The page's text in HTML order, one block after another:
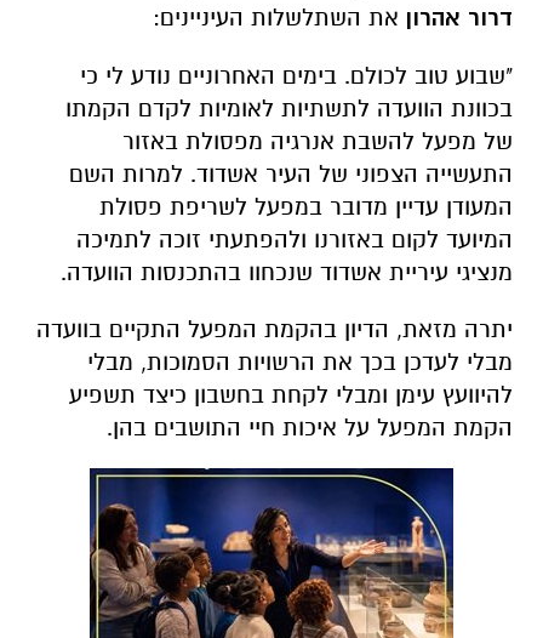
דרור אהרון את השתלשלות העיניינים:
"שבוע טוב לכולם. בימים האחרוניים נודע לי כי
בכוונת הוועדה לתשתיות לאומיות לקדם הקמתו
של מפעל להשבת אנרגיה מפסולת באזור
התעשייה הצפוני של העיר אשדוד. למרות השם
המעודן עדיין מדובר במפעל לשריפת פסולת
המיועד לקום באזורנו ולהפתעתי זוכה לתמיכה
מנציגי עיריית אשדוד שנכחוו בהתכנסות הוועדה.
יתרה מזאת, הדיון בהקמת המפעל התקיים בוועדה
מבלי לעדכן בכך את הרשויות הסמוכות, מבלי
להיוועץ עימן ומבלי לקחת בחשבון כיצד תשפיע
הקמת המפעל על איכות חיי התושבים בהן.